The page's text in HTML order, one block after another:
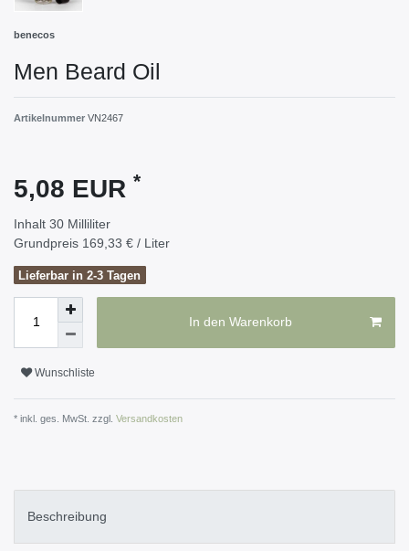
benecos
Men Beard Oil
Artikelnummer VN2467
5,08 EUR *
Inhalt 30 Milliliter
Grundpreis 169,33 € / Liter
Lieferbar in 2-3 Tagen
In den Warenkorb
Wunschliste
* inkl. ges. MwSt. zzgl. Versandkosten
Beschreibung